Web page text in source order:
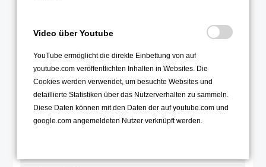
Juni 2022
Mai 2022
April 2022
Video über Youtube
YouTube ermöglicht die direkte Einbettung von auf
youtube.com veröffentlichten Inhalten in Websites. Die
Cookies werden verwendet, um besuchte Websites und
detaillierte Statistiken über das Nutzerverhalten zu sammeln.
Diese Daten können mit den Daten der auf youtube.com und
google.com angemeldeten Nutzer verknüpft werden.